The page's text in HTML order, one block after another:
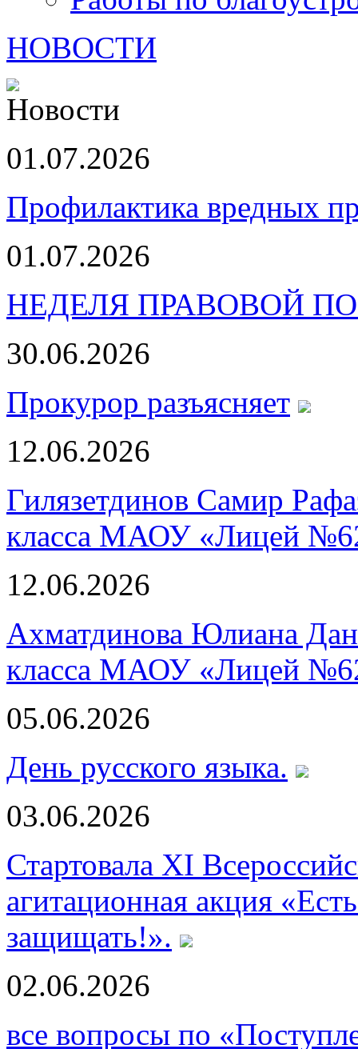
НОВОСТИ
01.07.2026
Профилактика вредных
01.07.2026
НЕДЕЛЯ ПРАВОВОЙ
30.06.2026
Прокурор разъясняет
12.06.2026
Гилязетдинов Самир
класса МАОУ «Лицей
12.06.2026
Ахматдинова Юлиана
класса МАОУ «Лицей
05.06.2026
День русского языка.
03.06.2026
Стартовала XI
агитационная акция
защищать!».
02.06.2026
все вопросы по